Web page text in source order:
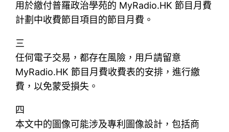
用於繳付普羅政治學苑的 MyRadio.HK 節目月費
計劃中收費節目項目的節目月費。
三
任何電子交易，都存在風險，用戶請留意
MyRadio.HK 節目月費收費表的安排，進行繳
費，以免蒙受損失。
四
本文中的圖像可能涉及專利圖像設計，包括商